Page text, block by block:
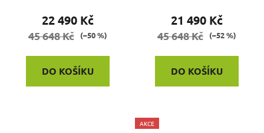
22 490 Kč
45 648 Kč (–50 %)
DO KOŠÍKU
21 490 Kč
45 648 Kč (–52 %)
DO KOŠÍKU
AKCE